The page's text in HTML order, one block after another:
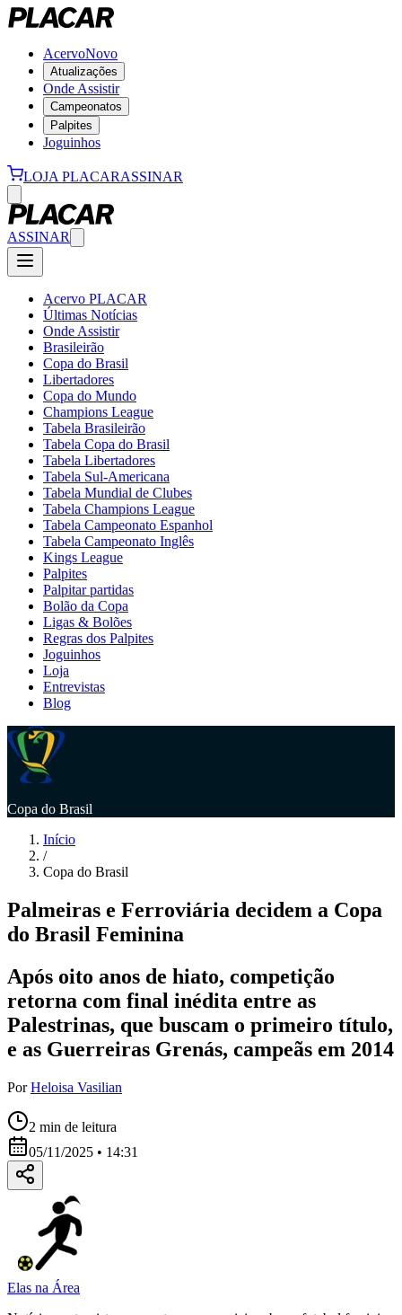
AcervoNovo
Atualizações
Onde Assistir
Campeonatos
Palpites
Joguinhos
LOJA PLACARASSINAR
ASSINAR
Acervo PLACAR
Últimas Notícias
Onde Assistir
Brasileirão
Copa do Brasil
Libertadores
Copa do Mundo
Champions League
Tabela Brasileirão
Tabela Copa do Brasil
Tabela Libertadores
Tabela Sul-Americana
Tabela Mundial de Clubes
Tabela Champions League
Tabela Campeonato Espanhol
Tabela Campeonato Inglês
Kings League
Palpites
Palpitar partidas
Bolão da Copa
Ligas & Bolões
Regras dos Palpites
Joguinhos
Loja
Entrevistas
Blog
Copa do Brasil
Início
/
Copa do Brasil
Palmeiras e Ferroviária decidem a Copa
do Brasil Feminina
Após oito anos de hiato, competição
retorna com final inédita entre as
Palestrinas, que buscam o primeiro título,
e as Guerreiras Grenás, campeãs em 2014
Por Heloisa Vasilian
2 min de leitura
05/11/2025 • 14:31
Elas na Área